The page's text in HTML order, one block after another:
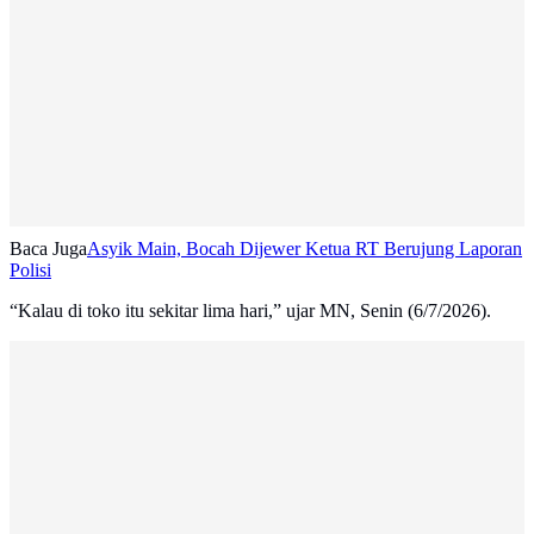
Baca JugaAsyik Main, Bocah Dijewer Ketua RT Berujung Laporan
Polisi
“Kalau di toko itu sekitar lima hari,” ujar MN, Senin (6/7/2026).